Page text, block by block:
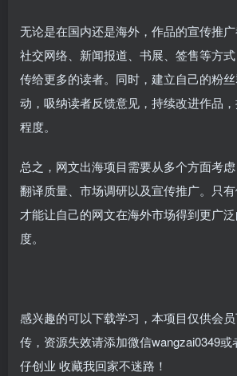
无论是在国内还是海外，作品的宣传推
社交网络、新闻报道、书展、签售等方
传给更多的读者。同时，建立自己的粉
动，吸纳读者反馈意见，持续改进作品
程度。
总之，网文出海项目需要从多个方面考虑
翻译质量、市场调研以及宣传推广。只有
才能让自己的网文在海外市场得到更广
度。
感兴趣的可以下载学习，本项目仅供会
传，资源失效请添加微信wangzai0349
仔创业 收藏我回家不迷路！